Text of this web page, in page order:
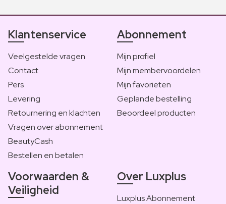
Klantenservice
Veelgestelde vragen
Contact
Pers
Levering
Retournering en klachten
Vragen over abonnement
BeautyCash
Bestellen en betalen
Abonnement
Mijn profiel
Mijn membervoordelen
Mijn favorieten
Geplande bestelling
Beoordeel producten
Voorwaarden &
Veiligheid
Over Luxplus
Luxplus Abonnement